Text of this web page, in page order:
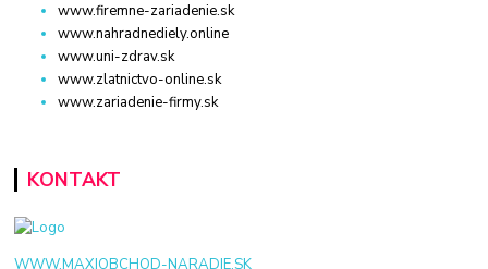
www.firemne-zariadenie.sk
www.nahradnediely.online
www.uni-zdrav.sk
www.zlatnictvo-online.sk
www.zariadenie-firmy.sk
KONTAKT
WWW.MAXIOBCHOD-NARADIE.SK